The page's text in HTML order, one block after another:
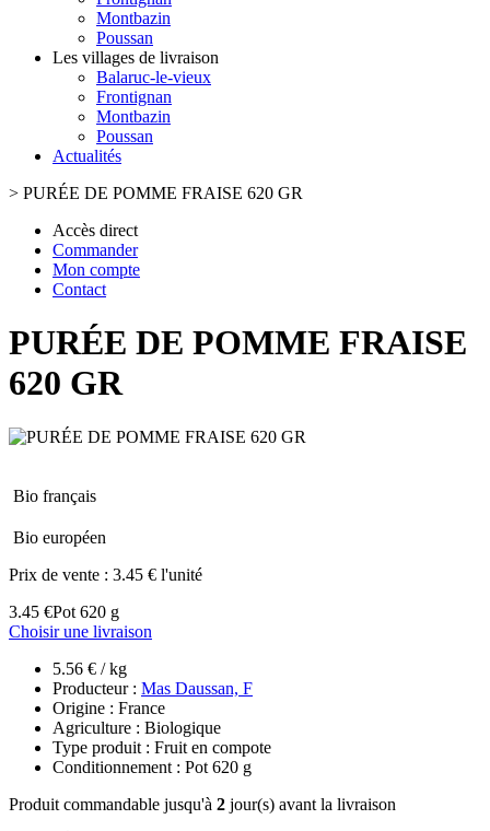
Montbazin
Poussan
Les villages de livraison
Balaruc-le-vieux
Frontignan
Montbazin
Poussan
Actualités
> PURÉE DE POMME FRAISE 620 GR
Accès direct
Commander
Mon compte
Contact
PURÉE DE POMME FRAISE
620 GR
Bio français
Bio européen
Prix de vente : 3.45 € l'unité
3.45 €Pot 620 g
Choisir une livraison
5.56 € / kg
Producteur : Mas Daussan, F
Origine : France
Agriculture : Biologique
Type produit : Fruit en compote
Conditionnement : Pot 620 g
Produit commandable jusqu'à 2 jour(s) avant la livraison